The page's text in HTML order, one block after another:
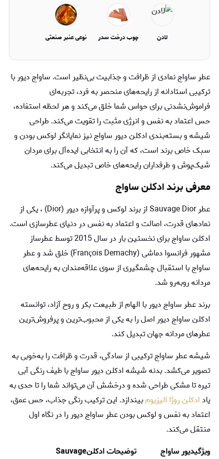
لادن چوب درخت سدر نوعی عنبر صنعتی
عطر ساواج نمادی از ظرافت و جذابیت بی‌نظیر است. ساواج ديور با
ترکیبی استادانه از رایحه‌های منحصر به فرد، تجربه‌ای
فراموش‌نشدنی برای حواس شما خلق می‌کند و هر لحظه استفاده،
حس اعتماد به نفس و انرژی مثبت را تقویت می‌کند. طراحی
شیشه و بسته‌بندی ادكلن دیور ساواج نیز نمایانگر لوکس بودن و
سبک خاص برند است، که آن را به انتخابی ایده‌آل برای مردان
شیک‌پوش و طرفداران رایحه‌های خاص تبدیل می‌کند.
معرفی برندادکلن ساواج
عطر Sauvage Dior از برند لوکس و پرآوازه دیور (Dior) ، یکی از
نمادهای قدرت، اصالت و اعتماد به نفس در دنیای عطرسازی است.
ادکلن ساواج برای نخستین بار در سال 2015 توسط عطرساز
مشهور فرانسوا دماشی (François Demachy) خلق شد و عطر
ساواج با استقبال چشمگیری از سوی علاقه‌مندان به رایحه‌های
مردانه روبه‌رو شد.
برند عطر ساواج ديور با الهام از طبیعت بکر و روح آزاد، توانسته
ادکلن ساواج دیور اصل را به یکی از محبوب‌ترین و پرفروش‌ترین
عطرهای مردانه جهان تبدیل کند.
شیشه عطر ساواج ترکیبی از سادگی، قدرت و ظرافت را به‌خوبی به
تصویر می‌کشد. بدنه شیشه ادكلن ديور ساواج با طیف رنگی آبی
تیره تا مشکی طراحی شده و درخشش آن می‌تواند شما را تا حدی به
یادادکلن روژا الیزیومبیندازد. این ترکیب رنگی جذاب، حس عمق،
اعتماد به نفس و لوکس بودن عطر ساواج ديور را در نگاه اول
منتقل می‌کند.
ویژگیديور ساواج توضیحات ادکلنSauvage